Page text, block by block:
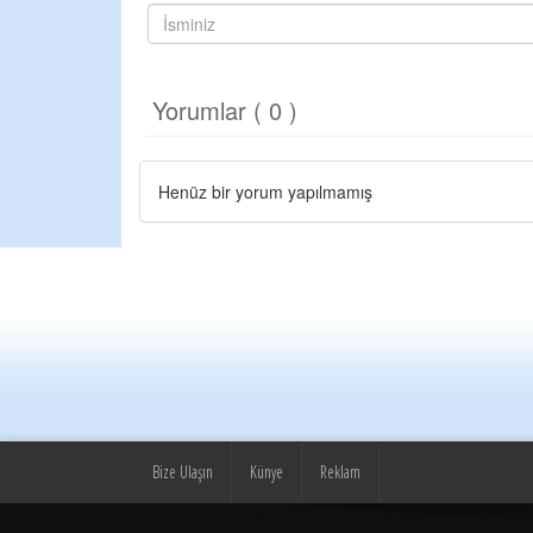
Yorumlar ( 0 )
Henüz bir yorum yapılmamış